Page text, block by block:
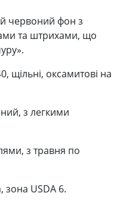
червоний фон з
та штрихами, що
щільні, оксамитові на
з легкими
з травня по
зона USDA 6.